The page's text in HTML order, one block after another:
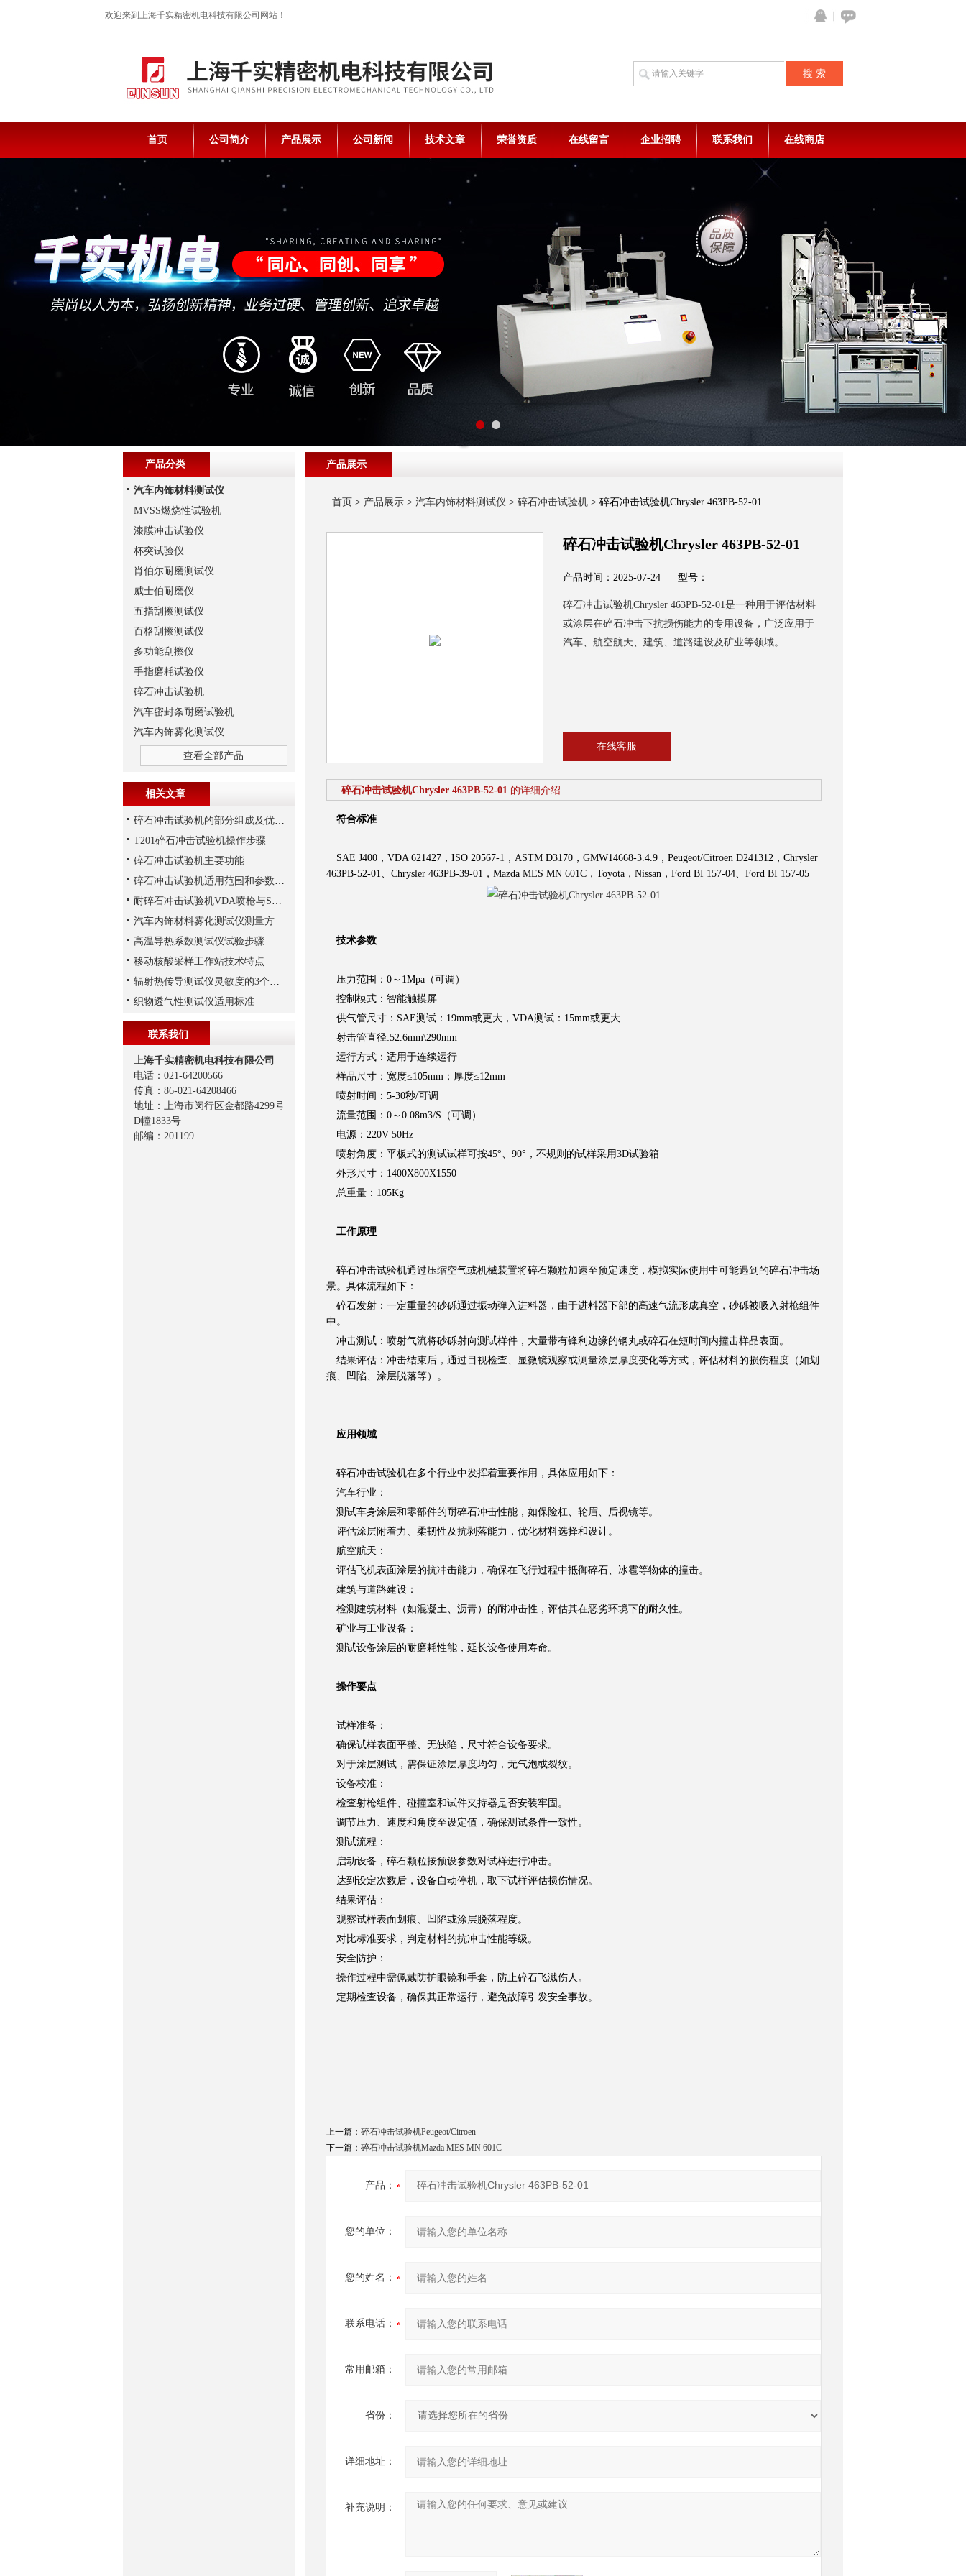
欢迎来到上海千实精密机电科技有限公司网站！
在线咨
首页 公司简介 产品展示 公司新闻 技术文章 荣誉资质 在线留言 企业招聘 联系我们 在线商店
产品展示
首页 > 产品展示> 汽车内饰材料测试仪 > 碎石冲击试验机> 碎石冲击试验机Chrysler 463PB-52-01
碎石冲击试验机Chrysler 463PB-52-01
产品时间：2025-07-24 型号：
碎石冲击试验机Chrysler 463PB-52-01是一种用于评估材料
或涂层在碎石冲击下抗损伤能力的专用设备，广泛应用于
汽车、航空航天、建筑、道路建设及矿业等领域。
在线客服
碎石冲击试验机Chrysler 463PB-52-01 的详细介绍
符合标准
SAE J400，VDA 621427，ISO 20567-1，ASTM D3170，GMW14668-3.4.9，Peugeot/Citroen D241312，Chrysler
463PB-52-01、Chrysler 463PB-39-01，Mazda MES MN 601C，Toyota，Nissan，Ford BI 157-04、Ford BI 157-05
技术参数
压力范围：0～1Mpa（可调）
控制模式：智能触摸屏
供气管尺寸：SAE测试：19mm或更大，VDA测试：15mm或更大
射击管直径:52.6mm\290mm
运行方式：适用于连续运行
样品尺寸：宽度≤105mm；厚度≤12mm
喷射时间：5-30秒/可调
流量范围：0～0.08m3/S（可调）
电源：220V 50Hz
喷射角度：平板式的测试试样可按45°、90°，不规则的试样采用3D试验箱
外形尺寸：1400X800X1550
总重量：105Kg
工作原理
碎石冲击试验机通过压缩空气或机械装置将碎石颗粒加速至预定速度，模拟实际使用中可能遇到的碎石冲击场
景。具体流程如下：
碎石发射：一定重量的砂砾通过振动弹入进料器，由于进料器下部的高速气流形成真空，砂砾被吸入射枪组件
中。
冲击测试：喷射气流将砂砾射向测试样件，大量带有锋利边缘的钢丸或碎石在短时间内撞击样品表面。
结果评估：冲击结束后，通过目视检查、显微镜观察或测量涂层厚度变化等方式，评估材料的损伤程度（如划
痕、凹陷、涂层脱落等）。
应用领域
碎石冲击试验机在多个行业中发挥着重要作用，具体应用如下：
汽车行业：
测试车身涂层和零部件的耐碎石冲击性能，如保险杠、轮眉、后视镜等。
评估涂层附着力、柔韧性及抗剥落能力，优化材料选择和设计。
航空航天：
评估飞机表面涂层的抗冲击能力，确保在飞行过程中抵御碎石、冰雹等物体的撞击。
建筑与道路建设：
检测建筑材料（如混凝土、沥青）的耐冲击性，评估其在恶劣环境下的耐久性。
矿业与工业设备：
测试设备涂层的耐磨耗性能，延长设备使用寿命。
操作要点
试样准备：
确保试样表面平整、无缺陷，尺寸符合设备要求。
对于涂层测试，需保证涂层厚度均匀，无气泡或裂纹。
设备校准：
检查射枪组件、碰撞室和试件夹持器是否安装牢固。
调节压力、速度和角度至设定值，确保测试条件一致性。
测试流程：
启动设备，碎石颗粒按预设参数对试样进行冲击。
达到设定次数后，设备自动停机，取下试样评估损伤情况。
结果评估：
观察试样表面划痕、凹陷或涂层脱落程度。
对比标准要求，判定材料的抗冲击性能等级。
安全防护：
操作过程中需佩戴防护眼镜和手套，防止碎石飞溅伤人。
定期检查设备，确保其正常运行，避免故障引发安全事故。
上一篇： 碎石冲击试验机Peugeot/Citroen
下一篇： 碎石冲击试验机Mazda MES MN 601C
产品：
您的单位：
您的姓名：
联系电话：
常用邮箱：
省份：
详细地址：
补充说明：
产品分类
汽车内饰材料测试仪
MVSS燃烧性试验机
漆膜冲击试验仪
杯突试验仪
肖伯尔耐磨测试仪
威士伯耐磨仪
五指刮擦测试仪
百格刮擦测试仪
多功能刮擦仪
手指磨耗试验仪
碎石冲击试验机
汽车密封条耐磨试验机
汽车内饰雾化测试仪
查看全部产品
相关文章
碎石冲击试验机的部分组成及优势体现
T201碎石冲击试验机操作步骤
碎石冲击试验机主要功能
碎石冲击试验机适用范围和参数说明
耐碎石冲击试验机VDA喷枪与SAE喷枪解析
汽车内饰材料雾化测试仪测量方法解析
高温导热系数测试仪试验步骤
移动核酸采样工作站技术特点
辐射热传导测试仪灵敏度的3个影响因素
织物透气性测试仪适用标准
联系我们
上海千实精密机电科技有限公司
电话：021-64200566
传真：86-021-64208466
地址：上海市闵行区金都路4299号
D幢1833号
邮编：201199